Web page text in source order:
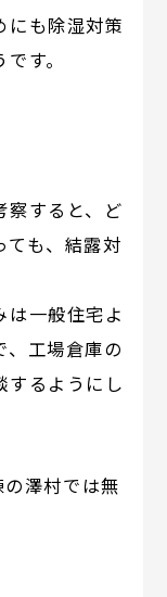
にも除湿対策
す。
察すると、ど
ても、結露対
は一般住宅よ
、工場倉庫の
するようにし
澤村では無